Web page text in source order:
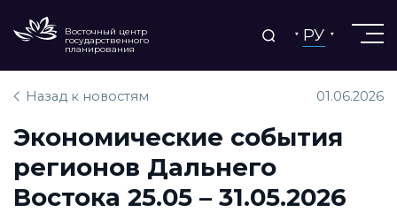
Восточный центр
государственного
планирования
РУ
Назад к новостям 01.06.2026
Экономические события
регионов Дальнего
Востока 25.05 – 31.05.2026